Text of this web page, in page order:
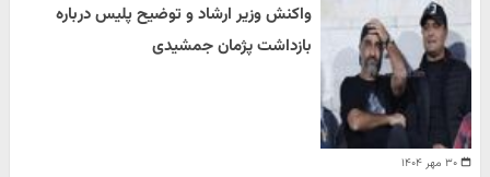
۳۰ مهر ۱۴۰۴
واکنش وزیر ارشاد و توضیح پلیس درباره
بازداشت پژمان جمشیدی